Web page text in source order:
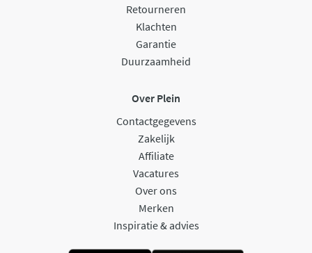
Retourneren
Klachten
Garantie
Duurzaamheid
Over Plein
Contactgegevens
Zakelijk
Affiliate
Vacatures
Over ons
Merken
Inspiratie & advies